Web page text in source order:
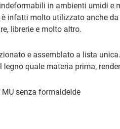
in ambienti umidi e
infatti molto utilizzato anche
librerie e molto altro.
e assemblato a lista
quale materia prima,
MU senza formaldeide